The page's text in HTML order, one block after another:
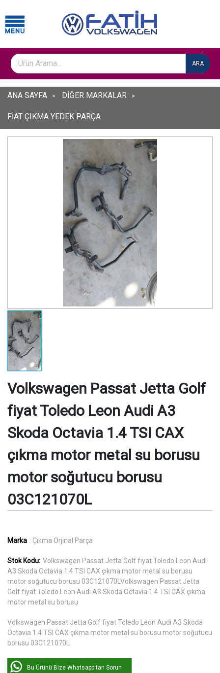
ARA
ANA SAYFA DİĞER MARKALAR
FİAT ÇIKMA YEDEK PARÇA
Volkswagen Passat Jetta Golf
fiyat Toledo Leon Audi A3
Skoda Octavia 1.4 TSI CAX
çıkma motor metal su borusu
motor soğutucu borusu
03C121070L
Marka : Çıkma Orjinal Parça
Stok Kodu: Volkswagen Passat Jetta Golf fiyat Toledo Leon Audi
A3 Skoda Octavia 1.4 TSI CAX çıkma motor metal su borusu
motor soğutucu borusu 03C121070LVolkswagen Passat Jetta
Golf fiyat Toledo Leon Audi A3 Skoda Octavia 1.4 TSI CAX çıkma
motor metal su borusu
Volkswagen Passat Jetta Golf fiyat Toledo Leon Audi A3 Skoda
Octavia 1.4 TSI CAX çıkma motor metal su borusu motor soğutucu
borusu 03C121070L
Bu Ürünü Bize Whatsapp'tan Sorun